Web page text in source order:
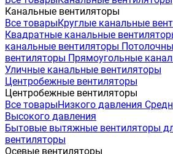
Канальные вентиляторы
Все товарыКруглые канальные
Квадратные канальные
канальные вентиляторы
вентиляторы Прямоугольные
Уличные канальные вентиляторы
Центробежные вентиляторы
Центробежные вентиляторы
Все товарыНизкого давления
Высокого давления
Бытовые вытяжные вентиляторы
вентиляторы
Осевые вентиляторы